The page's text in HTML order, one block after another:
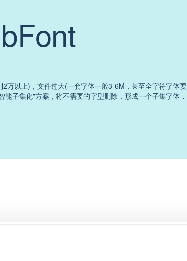
万以上)，文件过大(一套字体一般3-6M，甚至全字符字体要
子集化"方案，将不需要的字型删除，形成一个子集字体，